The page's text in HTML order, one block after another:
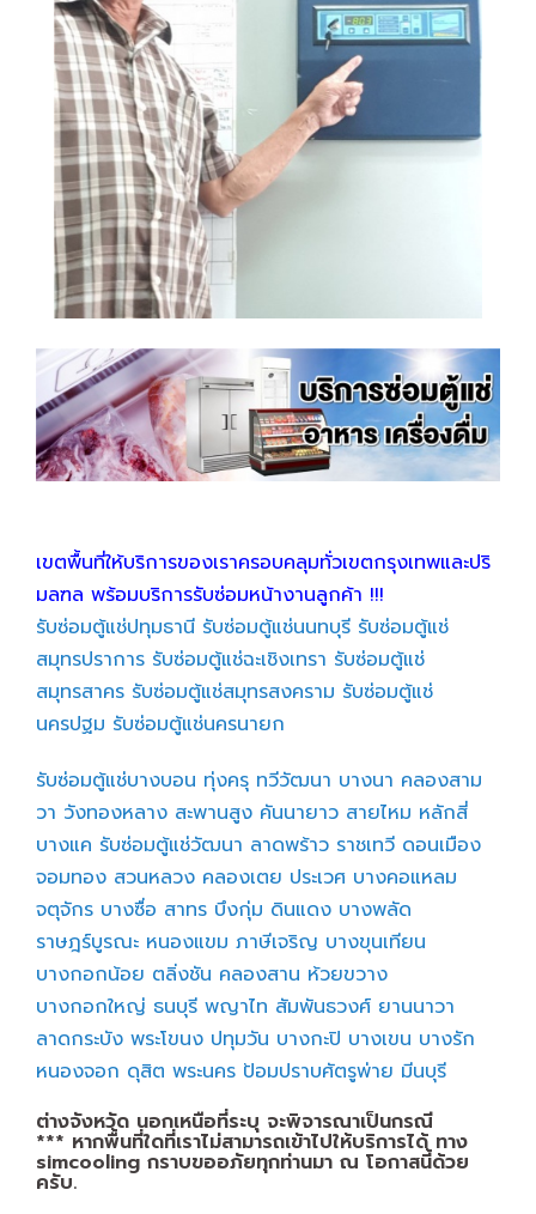
เขตพื้นที่ให้บริการของเราครอบคลุมทั่วเขตกรุงเทพและปริ
มลฑล พร้อมบริการรับซ่อมหน้างานลูกค้า !!!
รับซ่อมตู้แช่ปทุมธานี รับซ่อมตู้แช่นนทบุรี รับซ่อมตู้แช่
สมุทรปราการ รับซ่อมตู้แช่ฉะเชิงเทรา รับซ่อมตู้แช่
สมุทรสาคร รับซ่อมตู้แช่สมุทรสงคราม รับซ่อมตู้แช่
นครปฐม รับซ่อมตู้แช่นครนายก
รับซ่อมตู้แช่บางบอน ทุ่งครุ ทวีวัฒนา บางนา คลองสาม
วา วังทองหลาง สะพานสูง คันนายาว สายไหม หลักสี่
บางแค รับซ่อมตู้แช่วัฒนา ลาดพร้าว ราชเทวี ดอนเมือง
จอมทอง สวนหลวง คลองเตย ประเวศ บางคอแหลม
จตุจักร บางซื่อ สาทร บึงกุ่ม ดินแดง บางพลัด
ราษฎร์บูรณะ หนองแขม ภาษีเจริญ บางขุนเทียน
บางกอกน้อย ตลิ่งชัน คลองสาน ห้วยขวาง
บางกอกใหญ่ ธนบุรี พญาไท สัมพันธวงศ์ ยานนาวา
ลาดกระบัง พระโขนง ปทุมวัน บางกะปิ บางเขน บางรัก
หนองจอก ดุสิต พระนคร ป้อมปราบศัตรูพ่าย มีนบุรี
ต่างจังหวัด นอกเหนือที่ระบุ จะพิจารณาเป็นกรณี
*** หากพื้นที่ใดที่เราไม่สามารถเข้าไปให้บริการได้ ทาง
simcooling กราบขออภัยทุกท่านมา ณ โอกาสนี้ด้วย
ครับ.